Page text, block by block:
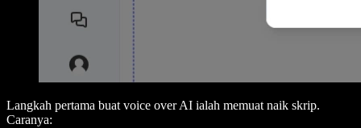
Langkah pertama buat voice over AI ialah memuat naik skrip.
Caranya: